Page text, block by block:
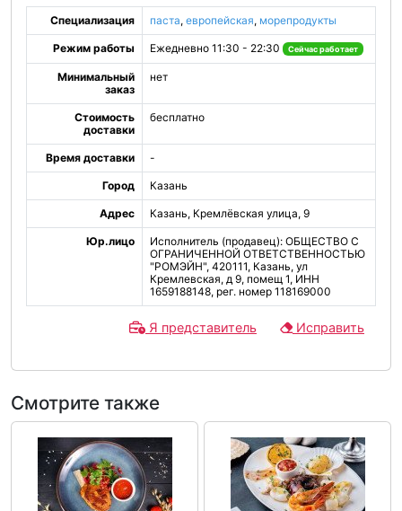
Специализация паста, европейская, морепродукты
Режим работы Ежедневно 11:30 - 22:30 Сейчас работает
Минимальный
заказ
нет
Стоимость
доставки
бесплатно
Время доставки -
Город Казань
Адрес Казань, Кремлёвская улица, 9
Юр.лицо
Исполнитель (продавец): ОБЩЕСТВО С
ОГРАНИЧЕННОЙ ОТВЕТСТВЕННОСТЬЮ
"РОМЭЙН", 420111, Казань, ул
Кремлевская, д 9, помещ 1, ИНН
1659188148, рег. номер 118169000
Исправить
Я представитель
Смотрите также